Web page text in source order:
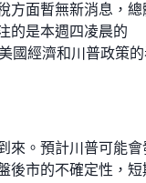
方面暫無新消息，總
的是本週四凌晨的
國經濟和川普政策
來。預計川普可能會
後市的不確定性，短